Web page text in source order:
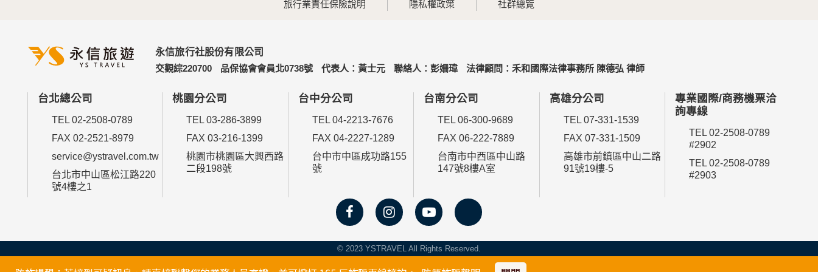
旅行業責任保險說明 隱私權政策 社群總覽
永信旅行社股份有限公司
交觀綜220700
品保協會會員北0738號 代表人：黃士元 聯絡人：彭姍瑋 法律顧問：禾和國際法律事務所 陳德弘 律師
台北總公司
TEL 02-2508-0789
FAX 02-2521-8979
service@ystravel.com.tw
台北市中山區松江路220
號4樓之1
桃園分公司
TEL 03-286-3899
FAX 03-216-1399
桃園市桃園區大興西路
二段198號
台中分公司
TEL 04-2213-7676
FAX 04-2227-1289
台中市中區成功路155
號
台南分公司
TEL 06-300-9689
FAX 06-222-7889
台南市中西區中山路
147號8樓A室
高雄分公司
TEL 07-331-1539
FAX 07-331-1509
高雄市前鎮區中山二路
91號19樓-5
專業國際/商務機票洽
詢專線
TEL 02-2508-0789
#2902
TEL 02-2508-0789
#2903
© 2023 YSTRAVEL All Rights Reserved.